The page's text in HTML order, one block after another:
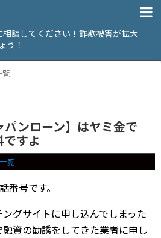
談してください！詐欺被害が拡大
う！
覧
ンローン】はヤミ金で
すよ
覧
番号です。
グサイトに申し込んでしまった
資の勧誘をしてきた業者に申し